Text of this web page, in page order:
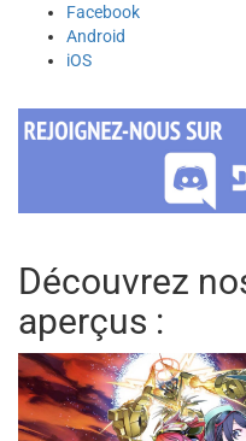
Facebook
Android
iOS
Découvrez
aperçus :